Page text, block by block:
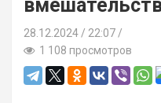
28.12.2024
22:07 /
1 108 просмотров